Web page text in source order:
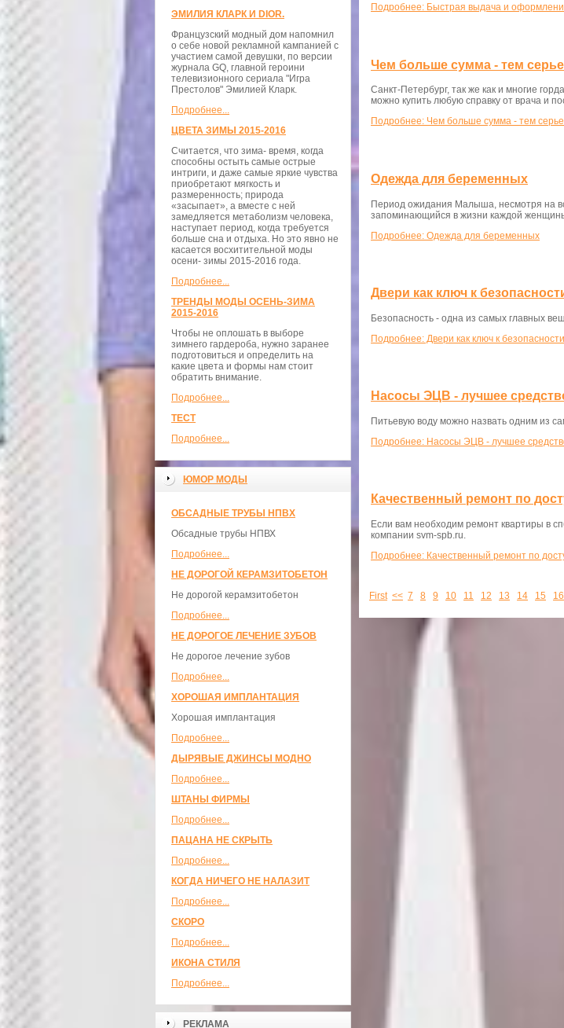
ЭМИЛИЯ КЛАРК И DIOR.
Французский модный дом напомнил
о себе новой рекламной кампанией с
участием самой девушки, по версии
журнала GQ, главной героини
телевизионного сериала "Игра
Престолов" Эмилией Кларк.
Подробнее...
ЦВЕТА ЗИМЫ 2015-2016
Считается, что зима- время, когда
способны остыть самые острые
интриги, и даже самые яркие чувства
приобретают мягкость и
размеренность; природа
«засыпает», а вместе с ней
замедляется метаболизм человека,
наступает период, когда требуется
больше сна и отдыха. Но это явно не
касается восхитительной моды
осени- зимы 2015-2016 года.
Подробнее...
ТРЕНДЫ МОДЫ ОСЕНЬ-ЗИМА
2015-2016
Чтобы не оплошать в выборе
зимнего гардероба, нужно заранее
подготовиться и определить на
какие цвета и формы нам стоит
обратить внимание.
Подробнее...
ТЕСТ
Подробнее...
ЮМОР МОДЫ
ОБСАДНЫЕ ТРУБЫ НПВХ
Обсадные трубы НПВХ
Подробнее...
НЕ ДОРОГОЙ КЕРАМЗИТОБЕТОН
Не дорогой керамзитобетон
Подробнее...
НЕ ДОРОГОЕ ЛЕЧЕНИЕ ЗУБОВ
Не дорогое лечение зубов
Подробнее...
ХОРОШАЯ ИМПЛАНТАЦИЯ
Хорошая имплантация
Подробнее...
ДЫРЯВЫЕ ДЖИНСЫ МОДНО
Подробнее...
ШТАНЫ ФИРМЫ
Подробнее...
ПАЦАНА НЕ СКРЫТЬ
Подробнее...
КОГДА НИЧЕГО НЕ НАЛАЗИТ
Подробнее...
СКОРО
Подробнее...
ИКОНА СТИЛЯ
Подробнее...
РЕКЛАМА
Подробнее: Быстрая выдача и
Чем больше сумма - тем
Санкт-Петербург, так же как и многие
можно купить любую справку от врача и
Подробнее: Чем больше сумма - тем
Одежда для беременных
Период ожидания Малыша, несмотря на
запоминающийся в жизни каждой
Подробнее: Одежда для беременных
Двери как ключ к
Безопасность - одна из самых главных
Подробнее: Двери как ключ к
Насосы ЭЦВ - лучшее
Питьевую воду можно назвать одним из
Подробнее: Насосы ЭЦВ - лучшее
Качественный ремонт по
Если вам необходим ремонт квартиры в
компании svm-spb.ru.
Подробнее: Качественный ремонт по
First << 7 8 9 10 11 12 13 14 15 16